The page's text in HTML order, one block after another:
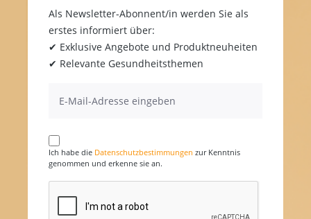
Als Newsletter-Abonnent/in werden Sie als
erstes informiert über:
✔ Exklusive Angebote und Produktneuheiten
✔ Relevante Gesundheitsthemen
Ich habe die Datenschutzbestimmungen zur Kenntnis
genommen und erkenne sie an.